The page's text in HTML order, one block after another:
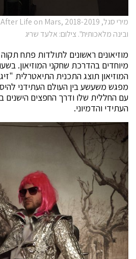
ובינה מלאכותית". צילום: אלעד שריג
מוזיאונים ראשונים לתולדות פתח
המוזיאון תוצג התכנית התיאטרלית
מפגש משעשע בין העולם העתידני
עם החללית שלו ודרך החפצים הישנים
העתידי והדמיוני.